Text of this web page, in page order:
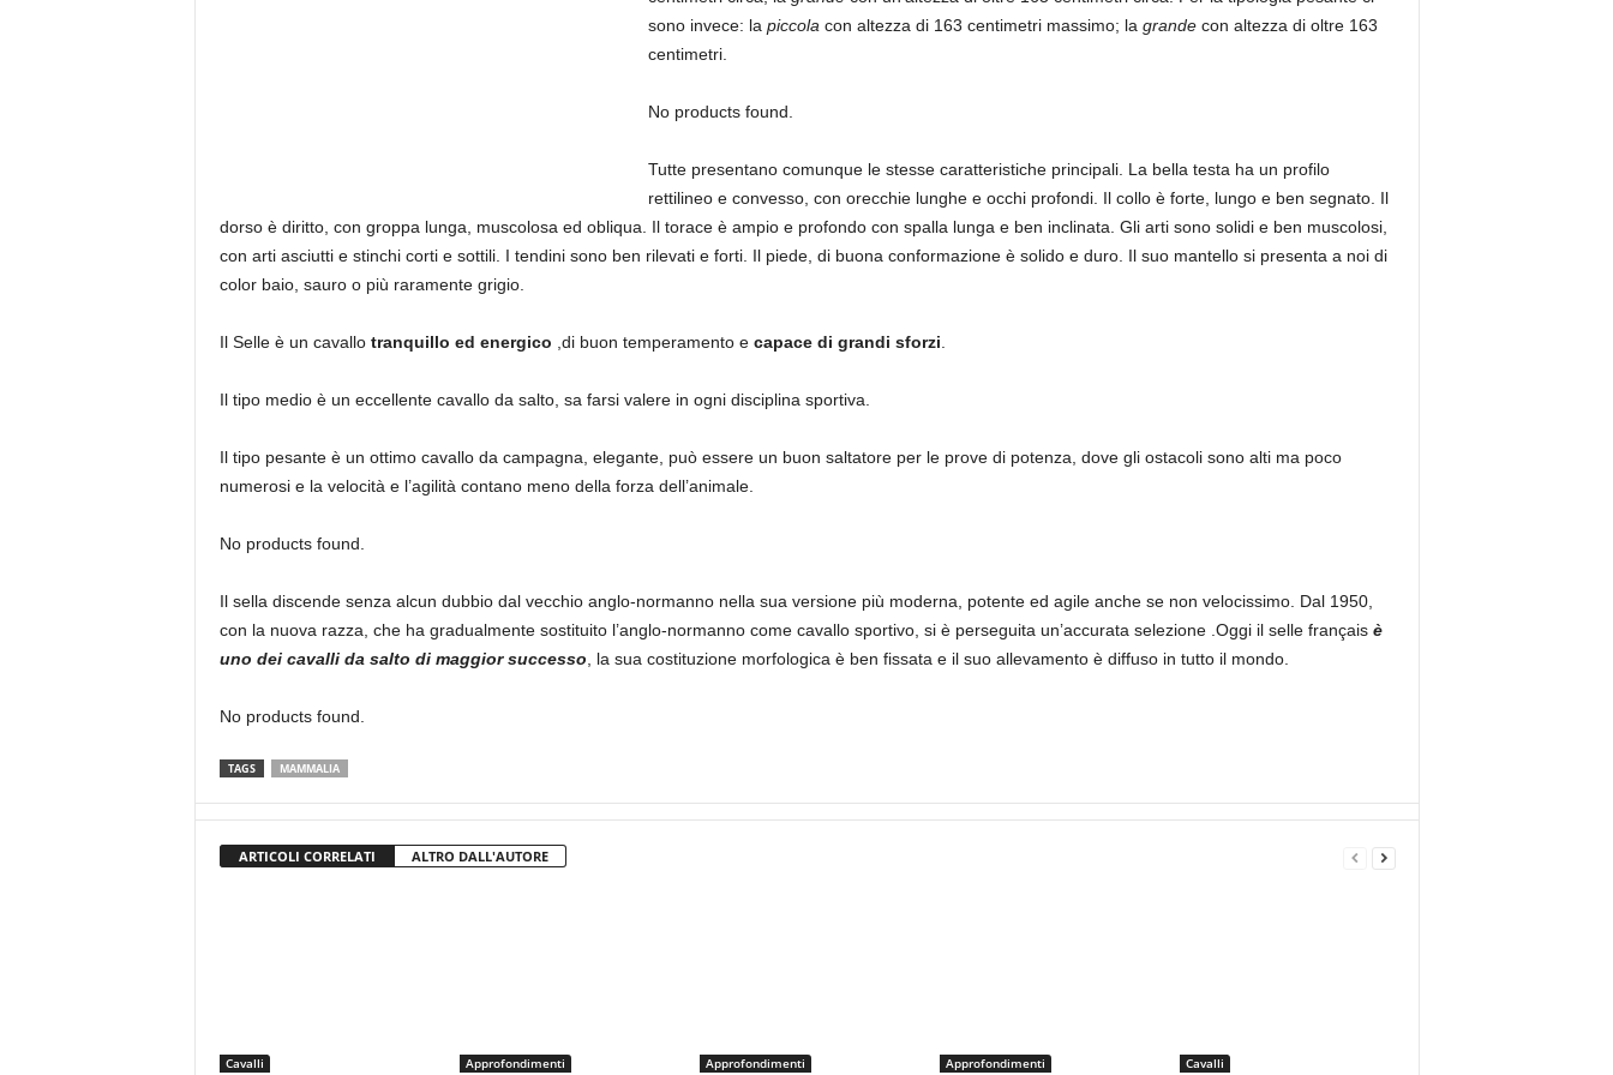
sono invece: la piccola con altezza di 163 centimetri massimo; la grandecon altezza di oltre 163
centimetri.
No products found.
Tutte presentano comunque le stesse caratteristiche principali. La bella testa ha un profilo
rettilineo e convesso, con orecchie lunghe e occhi profondi. Il collo è forte, lungo e ben segnato. Il
dorso è diritto, con groppa lunga, muscolosa ed obliqua. Il torace è ampio e profondo con spalla lunga e ben inclinata. Gli arti sono solidi e ben muscolosi,
con arti asciutti e stinchi corti e sottili. I tendini sono ben rilevati e forti. Il piede, di buona conformazione è solido e duro. Il suo mantello si presenta a noi di
color baio, sauro o più raramente grigio.
Il Selle è un cavallo tranquillo ed energico ,di buon temperamento e capace di grandi sforzi
Il tipo medio è un eccellente cavallo da salto, sa farsi valere in ogni disciplina sportiva.
Il tipo pesante è un ottimo cavallo da campagna, elegante, può essere un buon saltatore per le prove di potenza, dove gli ostacoli sono alti ma poco
numerosi e la velocità e l’agilità contano meno della forza dell’animale.
No products found.
Il sella discende senza alcun dubbio dal vecchio anglo-normanno nella sua versione più moderna, potente ed agile anche se non velocissimo. Dal 1950,
con la nuova razza, che ha gradualmente sostituito l’anglo-normanno come cavallo sportivo, si è perseguita un’accurata selezione .Oggi il selle français è
uno dei cavalli da salto di maggior successo , la sua costituzione morfologica è ben fissata e il suo allevamento è diffuso in tutto il mondo.
No products found.
TAGS MAMMALIA
ARTICOLI CORRELATI ALTRO DALL'AUTORE
Cavalli Approfondimenti Approfondimenti Approfondimenti Cavalli